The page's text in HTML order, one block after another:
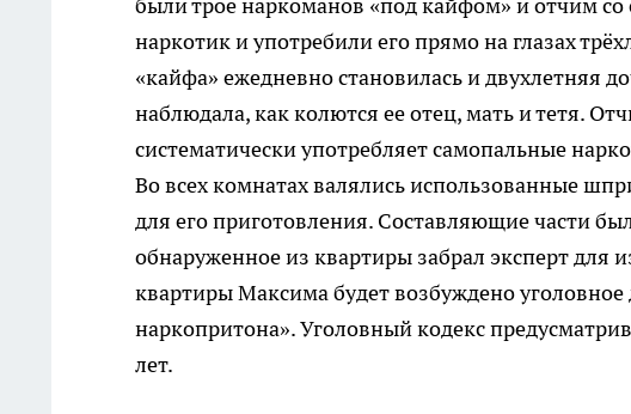
были трое наркоманов «под кайфом» и отчим со
наркотик и употребили его прямо на глазах
«кайфа» ежедневно становилась и двухлетняя
наблюдала, как колются ее отец, мать и тетя.
систематически употребляет самопальные
Во всех комнатах валялись использованные
для его приготовления. Составляющие части
обнаруженное из квартиры забрал эксперт
квартиры Максима будет возбуждено
наркопритона». Уголовный кодекс
лет.